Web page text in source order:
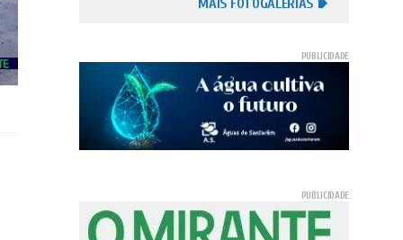
MAIS FOTOGALERIAS